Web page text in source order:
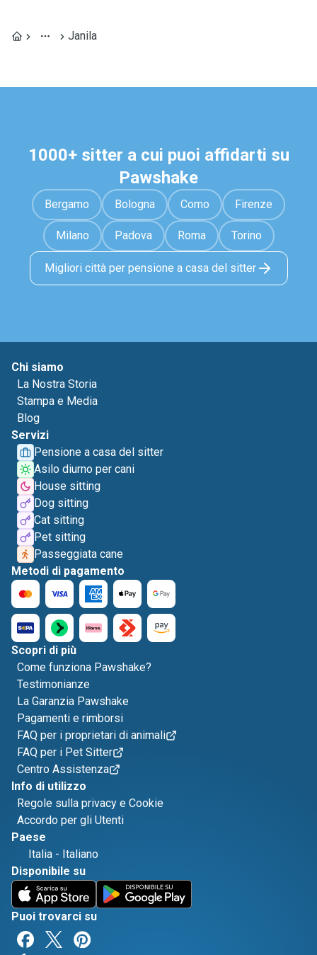
Janila
1000+ sitter a cui puoi affidarti su
Pawshake
Bergamo Bologna Como Firenze
Milano Padova Roma Torino
Migliori città per pensione a casa del sitter
Chi siamo
La Nostra Storia
Stampa e Media
Blog
Servizi
Pensione a casa del sitter
Asilo diurno per cani
House sitting
Dog sitting
Cat sitting
Pet sitting
Passeggiata cane
Metodi di pagamento
Scopri di più
Come funziona Pawshake?
Testimonianze
La Garanzia Pawshake
Pagamenti e rimborsi
FAQ per i proprietari di animali
FAQ per i Pet Sitter
Centro Assistenza
Info di utilizzo
Regole sulla privacy e Cookie
Accordo per gli Utenti
Paese
Italia - Italiano
Disponibile su
Puoi trovarci su